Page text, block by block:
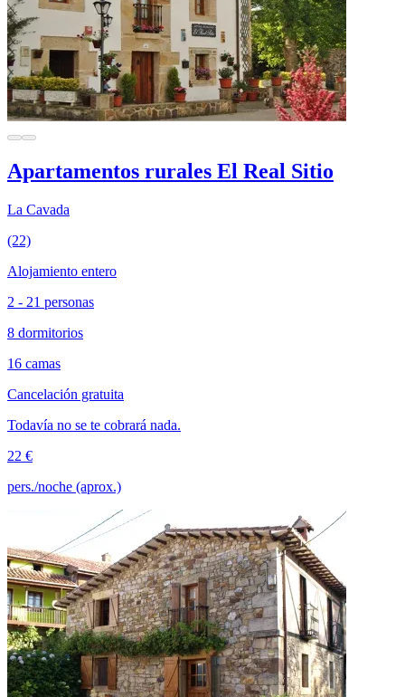
Apartamentos rurales El Real Sitio
La Cavada
(22)
Alojamiento entero
2 - 21 personas
8 dormitorios
16 camas
Cancelación gratuita
Todavía no se te cobrará nada.
22 €
pers./noche (aprox.)